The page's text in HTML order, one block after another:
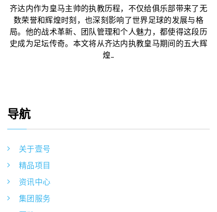
齐达内作为皇马主帅的执教历程，不仅给俱乐部带来了无
数荣誉和辉煌时刻，也深刻影响了世界足球的发展与格
局。他的战术革新、团队管理和个人魅力，都使得这段历
史成为足坛传奇。本文将从齐达内执教皇马期间的五大辉
煌...
导航
关于壹号
精品项目
资讯中心
集团服务